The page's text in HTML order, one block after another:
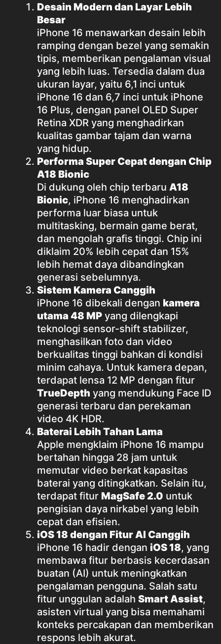
Desain Modern dan Layar Lebih
Besar
iPhone 16 menawarkan desain lebih
ramping dengan bezel yang semakin
tipis, memberikan pengalaman visual
yang lebih luas. Tersedia dalam dua
ukuran layar, yaitu 6,1 inci untuk
iPhone 16 dan 6,7 inci untuk iPhone
16 Plus, dengan panel OLED Super
Retina XDR yang menghadirkan
kualitas gambar tajam dan warna
yang hidup.
Performa Super Cepat dengan Chip
A18 Bionic
Di dukung oleh chip terbaru A18
Bionic, iPhone 16 menghadirkan
performa luar biasa untuk
multitasking, bermain game berat,
dan mengolah grafis tinggi. Chip ini
diklaim 20% lebih cepat dan 15%
lebih hemat daya dibandingkan
generasi sebelumnya.
Sistem Kamera Canggih
iPhone 16 dibekali dengan kamera
utama 48 MP yang dilengkapi
teknologi sensor-shift stabilizer,
menghasilkan foto dan video
berkualitas tinggi bahkan di kondisi
minim cahaya. Untuk kamera depan,
terdapat lensa 12 MP dengan fitur
TrueDepth yang mendukung Face ID
generasi terbaru dan perekaman
video 4K HDR.
Baterai Lebih Tahan Lama
Apple mengklaim iPhone 16 mampu
bertahan hingga 28 jam untuk
memutar video berkat kapasitas
baterai yang ditingkatkan. Selain itu,
terdapat fitur MagSafe 2.0 untuk
pengisian daya nirkabel yang lebih
cepat dan efisien.
iOS 18 dengan Fitur AI Canggih
iPhone 16 hadir dengan iOS 18, yang
membawa fitur berbasis kecerdasan
buatan (AI) untuk meningkatkan
pengalaman pengguna. Salah satu
fitur unggulan adalah Smart Assist,
asisten virtual yang bisa memahami
konteks percakapan dan memberikan
respons lebih akurat.